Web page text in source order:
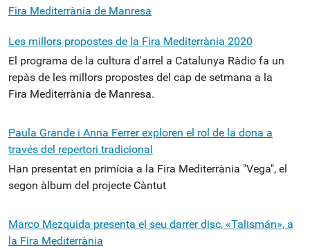
Fira Mediterrània de Manresa
Les millors propostes de la Fira Mediterrània 2020
El programa de la cultura d'arrel a Catalunya Ràdio fa un
repàs de les millors propostes del cap de setmana a la
Fira Mediterrània de Manresa.
Paula Grande i Anna Ferrer exploren el rol de la dona a
través del repertori tradicional
Han presentat en primícia a la Fira Mediterrània "Vega", el
segon àlbum del projecte Càntut
Marco Mezquida presenta el seu darrer disc, «Talismán», a
la Fira Mediterrània